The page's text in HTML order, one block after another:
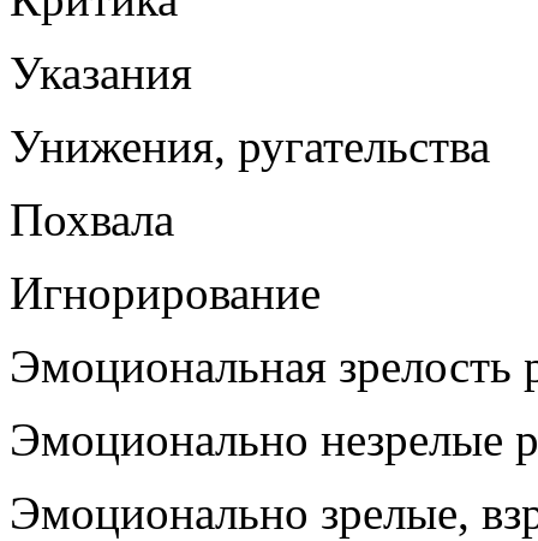
Указания
Унижения, ругательства
Похвала
Игнорирование
Эмоциональная зрелость
Эмоционально незрелые
Эмоционально зрелые,